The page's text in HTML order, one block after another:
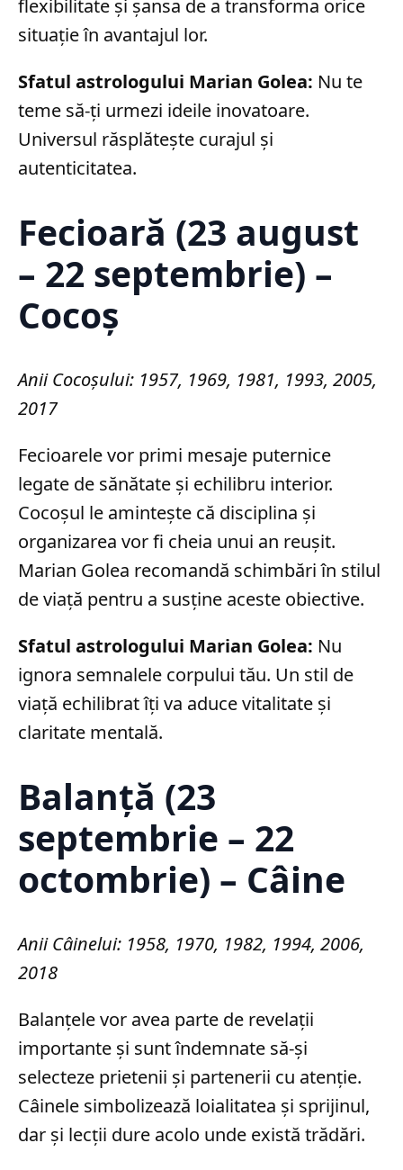
flexibilitate și șansa de a transforma orice
situație în avantajul lor.
Sfatul astrologului Marian Golea: Nu te
teme să-ți urmezi ideile inovatoare.
Universul răsplătește curajul și
autenticitatea.
Fecioară (23 august
– 22 septembrie) –
Cocoș
Anii Cocoșului: 1957, 1969, 1981, 1993, 2005,
2017
Fecioarele vor primi mesaje puternice
legate de sănătate și echilibru interior.
Cocoșul le amintește că disciplina și
organizarea vor fi cheia unui an reușit.
Marian Golea recomandă schimbări în stilul
de viață pentru a susține aceste obiective.
Sfatul astrologului Marian Golea: Nu
ignora semnalele corpului tău. Un stil de
viață echilibrat îți va aduce vitalitate și
claritate mentală.
Balanță (23
septembrie – 22
octombrie) – Câine
Anii Câinelui: 1958, 1970, 1982, 1994, 2006,
2018
Balanțele vor avea parte de revelații
importante și sunt îndemnate să-și
selecteze prietenii și partenerii cu atenție.
Câinele simbolizează loialitatea și sprijinul,
dar și lecții dure acolo unde există trădări.